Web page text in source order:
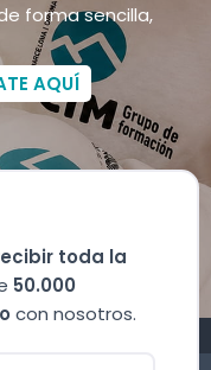
forma sencilla,
AQUÍ
toda la
50.000
con nosotros.